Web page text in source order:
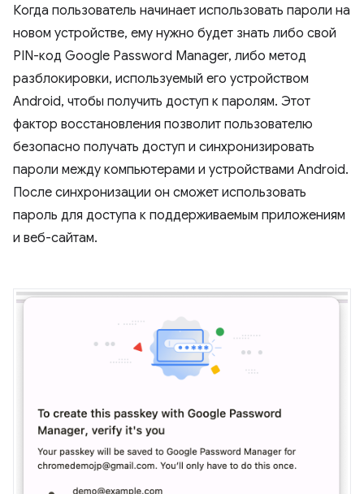
Когда пользователь начинает использовать пароли на
новом устройстве, ему нужно будет знать либо свой
PIN-код Google Password Manager, либо метод
разблокировки, используемый его устройством
Android, чтобы получить доступ к паролям. Этот
фактор восстановления позволит пользователю
безопасно получать доступ и синхронизировать
пароли между компьютерами и устройствами Android.
После синхронизации он сможет использовать
пароль для доступа к поддерживаемым приложениям
и веб-сайтам.